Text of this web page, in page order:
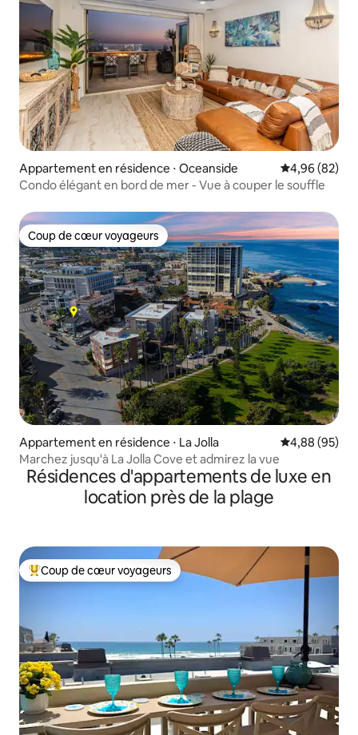
Appartement en résidence ⋅ Oceanside Évaluation
4,96 (82)
Condo élégant en bord de mer - Vue à couper le souffle
Coup de cœur voyageurs
Coup de cœur voyageurs
Appartement en résidence ⋅ La Jolla Évaluation
4,88 (95)
Marchez jusqu'à La Jolla Cove et admirez la vue
Résidences d'appartements de luxe en
location près de la plage
Coups de cœur voyageurs les plus appréciés
Coup de cœur voyageurs